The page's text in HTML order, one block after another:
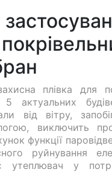
плівка для
актуальних
від вітру,
виключить
функції
руйнування
утеплювач у